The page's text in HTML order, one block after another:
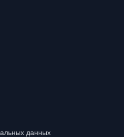
данных